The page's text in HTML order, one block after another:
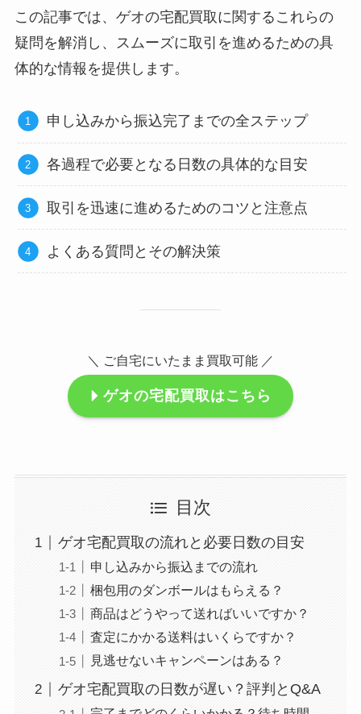
この記事では、ゲオの宅配買取に関するこれらの
疑問を解消し、スムーズに取引を進めるための具
体的な情報を提供します。
申し込みから振込完了までの全ステップ
各過程で必要となる日数の具体的な目安
取引を迅速に進めるためのコツと注意点
よくある質問とその解決策
＼ ご自宅にいたまま買取可能 ／
ゲオの宅配買取はこちら
目次
ゲオ宅配買取の流れと必要日数の目安
申し込みから振込までの流れ
梱包用のダンボールはもらえる？
商品はどうやって送ればいいですか？
査定にかかる送料はいくらですか？
見逃せないキャンペーンはある？
ゲオ宅配買取の日数が遅い？評判とQ&A